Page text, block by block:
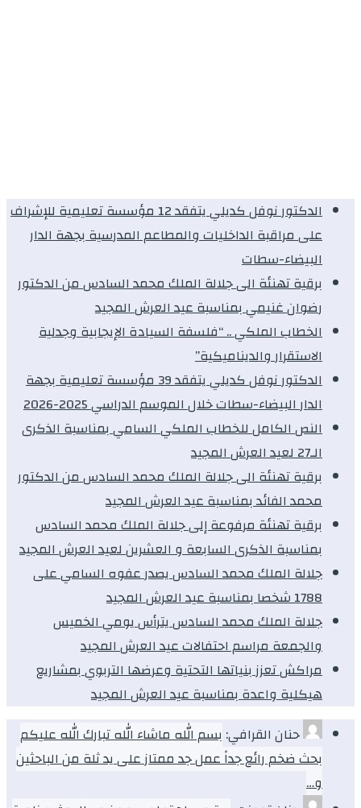
الدكتور نوفل كديلي يتفقد 12 مؤسسة تعليمية للإشراف
على مراقبة الداخليات والمطاعم المدرسية بجهة الدار
البيضاء-سطات
برقية تهنئة الى جلالة الملك محمد السادس من الدكتور
رضوان غنيمي بمناسبة عيد العرش المجيد
الخطاب الملكي .. “فلسفة السيادة الإيجابية وجدلية
الاستقرار والديناميكية”
الدكتور نوفل كديلي يتفقد 39 مؤسسة تعليمية بجهة
الدار البيضاء-سطات خلال الموسم الدراسي 2025-2026
النص الكامل للخطاب الملكي السامي بمناسبة الذكرى
الـ27 لعيد العرش المجيد
برقية تهنئة الى جلالة الملك محمد السادس من الدكتور
محمد الفائد بمناسبة عيد العرش المجيد
برقية تهنئة مرفوعة إلى جلالة الملك محمد السادس
بمناسبة الذكرى السابعة و العشرين لعيد العرش المجيد
جلالة الملك محمد السادس يصدر عفوه السامي على
1788 شخصا بمناسبة عيد العرش المجيد
جلالة الملك محمد السادس يترأس يومي الخميس
والجمعة مراسم احتفالات عيد العرش المجيد
مراكش تعزز بنياتها التحتية وعرضها التربوي بمشاريع
هيكلية واعدة بمناسبة عيد العرش المجيد
حنان القرافي: بسم الله ماشاء الله تبارك الله عليكم
بحث ضخم رائع جداً عمل جد ممتاز على يد ثلة من الباحثين
و…